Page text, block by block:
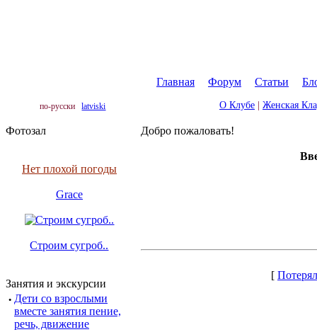
Главная Форум Статьи
по-русски latviski О Клубе Женская
Фотозал
Нет плохой погоды
Grace
Строим сугроб..
Занятия и экскурсии
· Дети со взрослыми
вместе занятия пение,
речь, движение
Добро пожаловать!
[